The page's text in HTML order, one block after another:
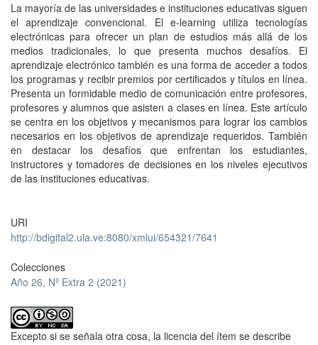
La mayoría de las universidades e instituciones educativas siguen
el aprendizaje convencional. El e-learning utiliza tecnologías
electrónicas para ofrecer un plan de estudios más allá de los
medios tradicionales, lo que presenta muchos desafíos. El
aprendizaje electrónico también es una forma de acceder a todos
los programas y recibir premios por certificados y títulos en línea.
Presenta un formidable medio de comunicación entre profesores,
profesores y alumnos que asisten a clases en línea. Este artículo
se centra en los objetivos y mecanismos para lograr los cambios
necesarios en los objetivos de aprendizaje requeridos. También
en destacar los desafíos que enfrentan los estudiantes,
instructores y tomadores de decisiones en los niveles ejecutivos
de las instituciones educativas.
URI
http://bdigital2.ula.ve:8080/xmlui/654321/7641
Colecciones
Año 26, Nº Extra 2 (2021)
Excepto si se señala otra cosa, la licencia del ítem se describe